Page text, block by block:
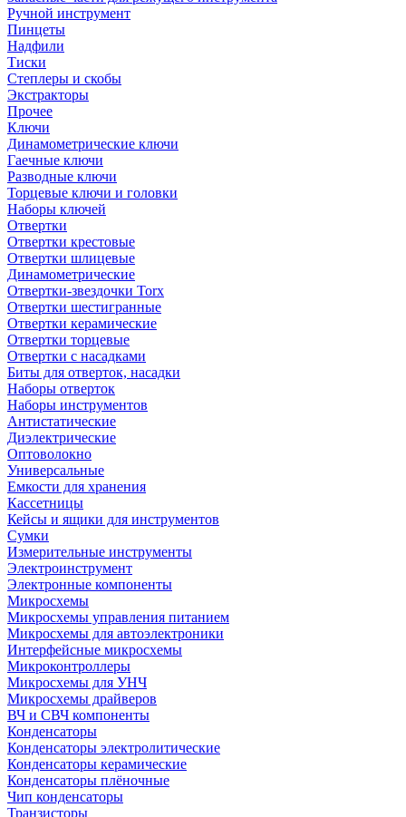
Ручной инструмент
Пинцеты
Надфили
Тиски
Степлеры и скобы
Экстракторы
Прочее
Ключи
Динамометрические ключи
Гаечные ключи
Разводные ключи
Торцевые ключи и головки
Наборы ключей
Отвертки
Отвертки крестовые
Отвертки шлицевые
Динамометрические
Отвертки-звездочки Torx
Отвертки шестигранные
Отвертки керамические
Отвертки торцевые
Отвертки с насадками
Биты для отверток, насадки
Наборы отверток
Наборы инструментов
Антистатические
Диэлектрические
Оптоволокно
Универсальные
Емкости для хранения
Кассетницы
Кейсы и ящики для инструментов
Сумки
Измерительные инструменты
Электроинструмент
Электронные компоненты
Микросхемы
Микросхемы управления питанием
Микросхемы для автоэлектроники
Интерфейсные микросхемы
Микроконтроллеры
Микросхемы для УНЧ
Микросхемы драйверов
ВЧ и СВЧ компоненты
Конденсаторы
Конденсаторы электролитические
Конденсаторы керамические
Конденсаторы плёночные
Чип конденсаторы
Транзисторы